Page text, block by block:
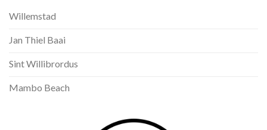
Willemstad
Jan Thiel Baai
Sint Willibrordus
Mambo Beach